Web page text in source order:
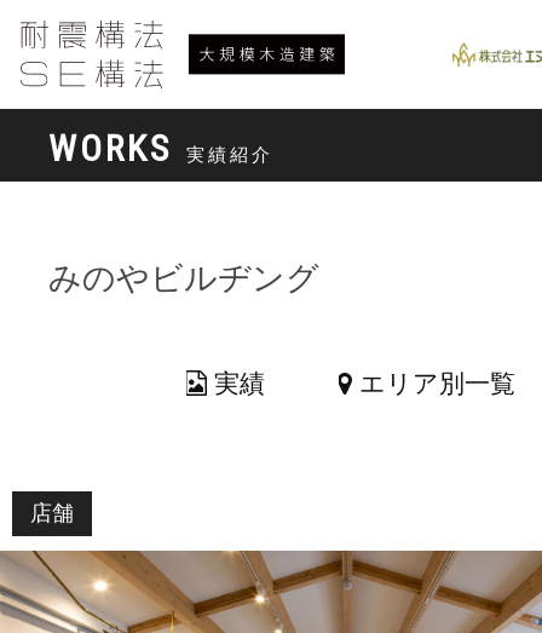
WORKS 実績紹介
みのやビルヂング
実績 エリア別一覧
店舗